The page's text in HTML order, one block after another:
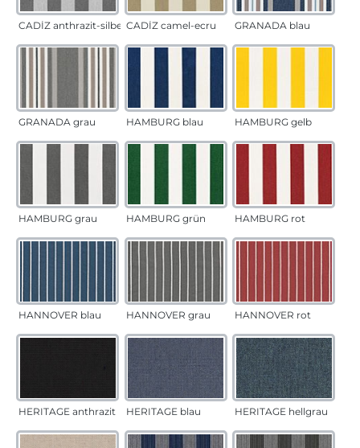
CADÍZ anthrazit-silber CADÍZ camel-ecru GRANADA blau
GRANADA grau HAMBURG blau HAMBURG gelb
HAMBURG grau HAMBURG grün HAMBURG rot
HANNOVER blau HANNOVER grau HANNOVER rot
HERITAGE anthrazit HERITAGE blau HERITAGE hellgrau